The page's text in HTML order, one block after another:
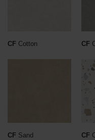
CF Cotton CF
CF Sand CF